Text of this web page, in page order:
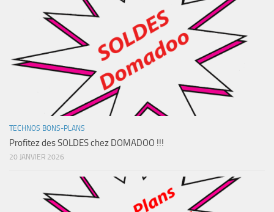
TECHNOS BONS-PLANS
Profitez des SOLDES chez DOMADOO !!!
20 JANVIER 2026